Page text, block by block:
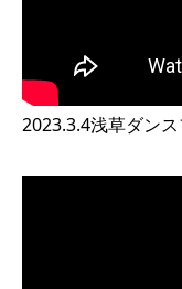
2023.3.4浅草ダン